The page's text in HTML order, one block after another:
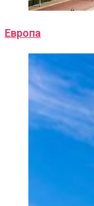
Европа